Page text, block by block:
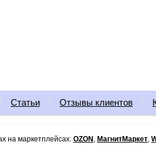
Статьи Отзывы клиентов
на маркетплейсах: OZON МагнитМаркет